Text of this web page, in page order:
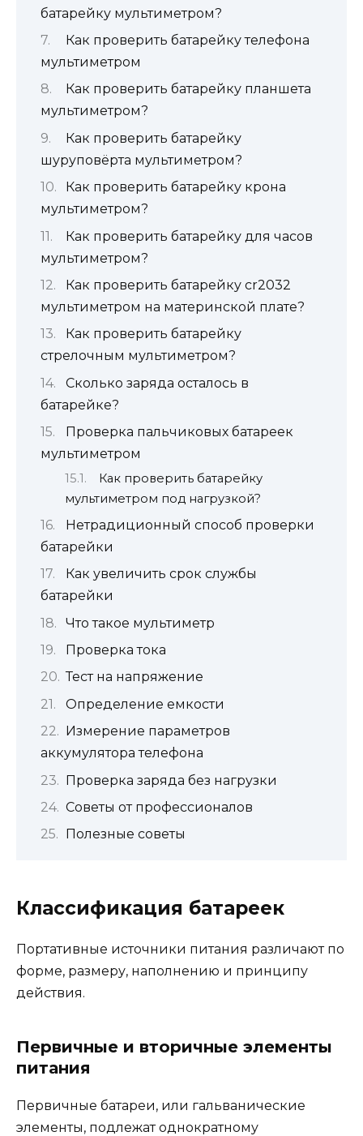
батарейку мультиметром?
Как проверить батарейку телефона
мультиметром
Как проверить батарейку планшета
мультиметром?
Как проверить батарейку
шуруповёрта мультиметром?
Как проверить батарейку крона
мультиметром?
Как проверить батарейку для часов
мультиметром?
Как проверить батарейку cr2032
мультиметром на материнской плате?
Как проверить батарейку
стрелочным мультиметром?
Сколько заряда осталось в
батарейке?
Проверка пальчиковых батареек
мультиметром
Как проверить батарейку
мультиметром под нагрузкой?
Нетрадиционный способ проверки
батарейки
Как увеличить срок службы
батарейки
Что такое мультиметр
Проверка тока
Тест на напряжение
Определение емкости
Измерение параметров
аккумулятора телефона
Проверка заряда без нагрузки
Советы от профессионалов
Полезные советы
Классификация батареек
Портативные источники питания различают по
форме, размеру, наполнению и принципу
действия.
Первичные и вторичные элементы
питания
Первичные батареи, или гальванические
элементы, подлежат однократному